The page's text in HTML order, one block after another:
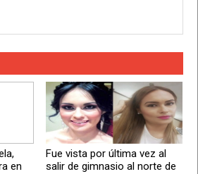
en
Fue vista por última vez al
salir de gimnasio al norte de